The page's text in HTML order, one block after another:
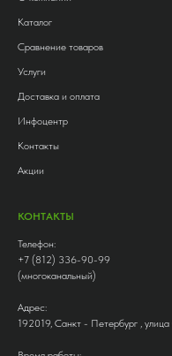
Каталог
Сравнение товаров
Услуги
Доставка и оплата
Инфоцентр
Контакты
Акции
КОНТАКТЫ
Телефон:
+7 (812) 336-90-99
(многоканальный)
Адрес:
192019, Санкт - Петербург ,